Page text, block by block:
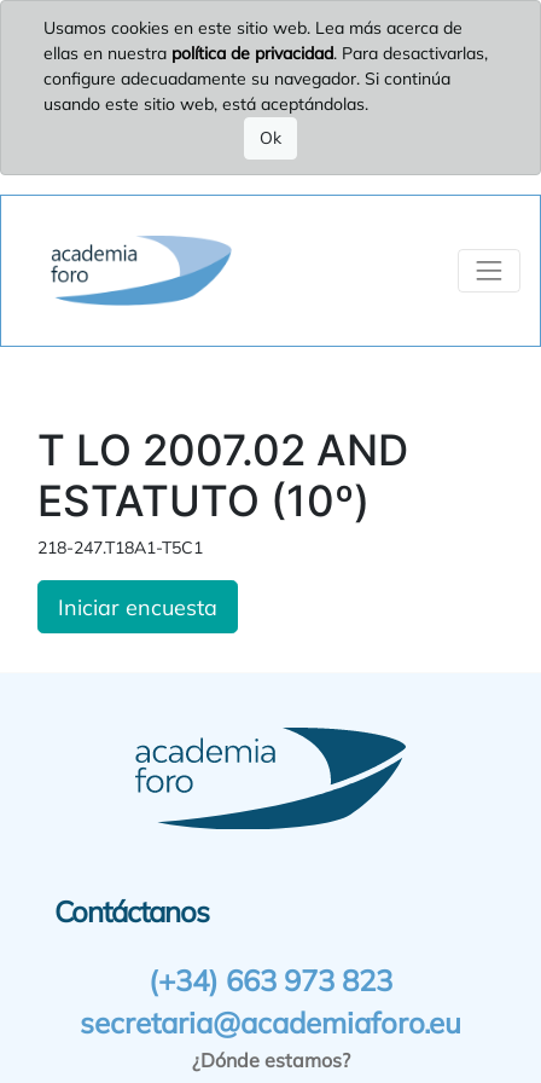
Usamos cookies en este sitio web. Lea más acerca de
ellas en nuestra política de privacidad. Para desactivarlas,
configure adecuadamente su navegador. Si continúa
usando este sitio web, está aceptándolas.
Ok
T LO 2007.02 AND
ESTATUTO (10º)
218-247.T18A1-T5C1
Iniciar encuesta
Contáctanos
(+34) 663 973 823
secretaria@academiaforo.eu
¿Dónde estamos?